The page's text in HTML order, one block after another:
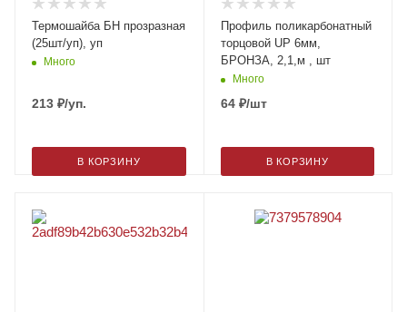
Термошайба БН прозразная
(25шт/уп), уп
Много
213 ₽/уп.
В КОРЗИНУ
Профиль поликарбонатный
торцовой UP 6мм,
БРОНЗА, 2,1,м , шт
Много
64₽/шт
В КОРЗИНУ